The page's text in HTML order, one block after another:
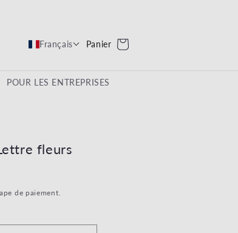
POUR LES ENTREPRISES
Français PanierPanier
fleurs
de paiement.